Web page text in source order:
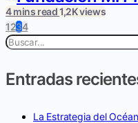
4 mins read1,2K views
1234
Entradas
La Estrategia del